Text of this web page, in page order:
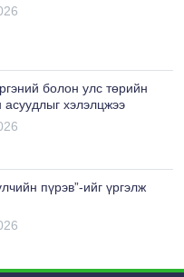
болон улс төрийн
асуудлыг хэлэлцжээ
пүрэв”-ийг үргэлж